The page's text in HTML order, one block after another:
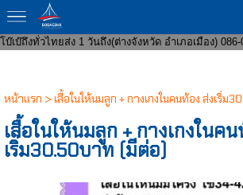
ขายส่งกางเกงในแฟชั่น 8 บาทราคาหน้าโรงงาน มีทั้ง
กว่าโบ๊เบ๊ หาสินค้าบริจาคจัดส่งถึงที่ จัดหาสินค้าให้หน่ว
โบ๊เบ๊ถึงทั่วไทยส่ง 1 วันถึง(ต่างจังหวัด อำเภอเมือง) 086-
หน้าแรก > เสื้อในให้นมลูก + กางเกงในคนท้อง ส่งเริ่ม
เสื้อในให้นมลูก + กางเกงในค
เริ่ม30.50บาท (มีต่อ)